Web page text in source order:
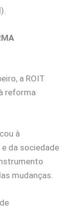
a ROIT
reforma
à
da sociedade
mudanças.